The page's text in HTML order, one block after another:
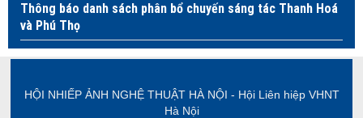
Thông báo danh sách phân bổ chuyến sáng tác Thanh Hoá
và Phú Thọ
HỘI NHIẾP ẢNH NGHỆ THUẬT HÀ NỘI - Hội Liên hiệp VHNT
Hà Nội